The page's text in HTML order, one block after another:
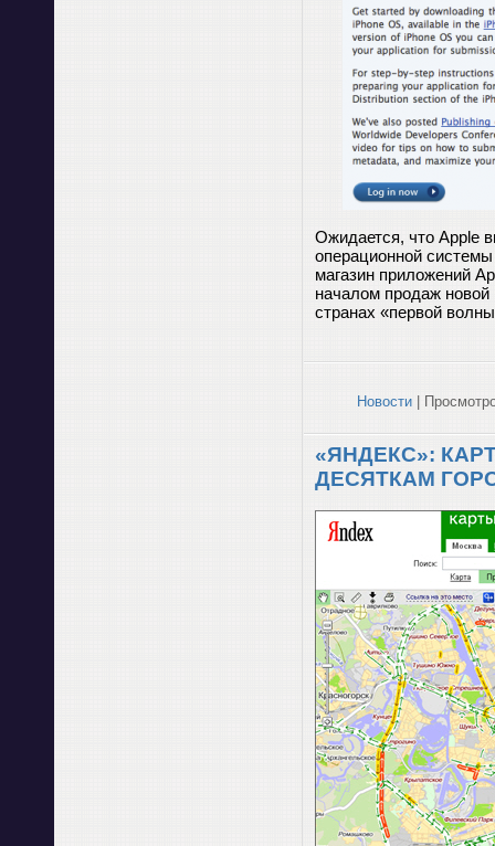
Ожидается, что Apple
операционной
магазин приложений
началом продаж
странах «первой
Новости |
«ЯНДЕКС»:
ДЕСЯТКАМ